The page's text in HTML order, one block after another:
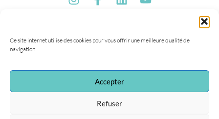
Ce site internet utilise des cookies pour vous offrir une meilleure qualité de
navigation.
Accepter
Refuser